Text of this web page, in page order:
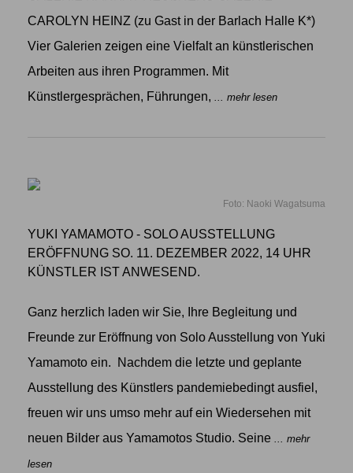
CAROLYN HEINZ (zu Gast in der Barlach Halle K*)
Vier Galerien zeigen eine Vielfalt an künstlerischen
Arbeiten aus ihren Programmen. Mit
Künstlergesprächen, Führungen,
... mehr lesen
Foto: Naoki Wagatsuma
YUKI YAMAMOTO - SOLO AUSSTELLUNG
ERÖFFNUNG SO. 11. DEZEMBER 2022, 14 UHR
KÜNSTLER IST ANWESEND.
Ganz herzlich laden wir Sie, Ihre Begleitung und
Freunde zur Eröffnung von Solo Ausstellung von Yuki
Yamamoto ein. Nachdem die letzte und geplante
Ausstellung des Künstlers pandemiebedingt ausfiel,
freuen wir uns umso mehr auf ein Wiedersehen mit
neuen Bilder aus Yamamotos Studio. Seine ... mehr
lesen